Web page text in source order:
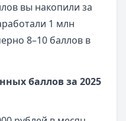
вы накопили за
1 млн
8–10 баллов в
баллов за 2025